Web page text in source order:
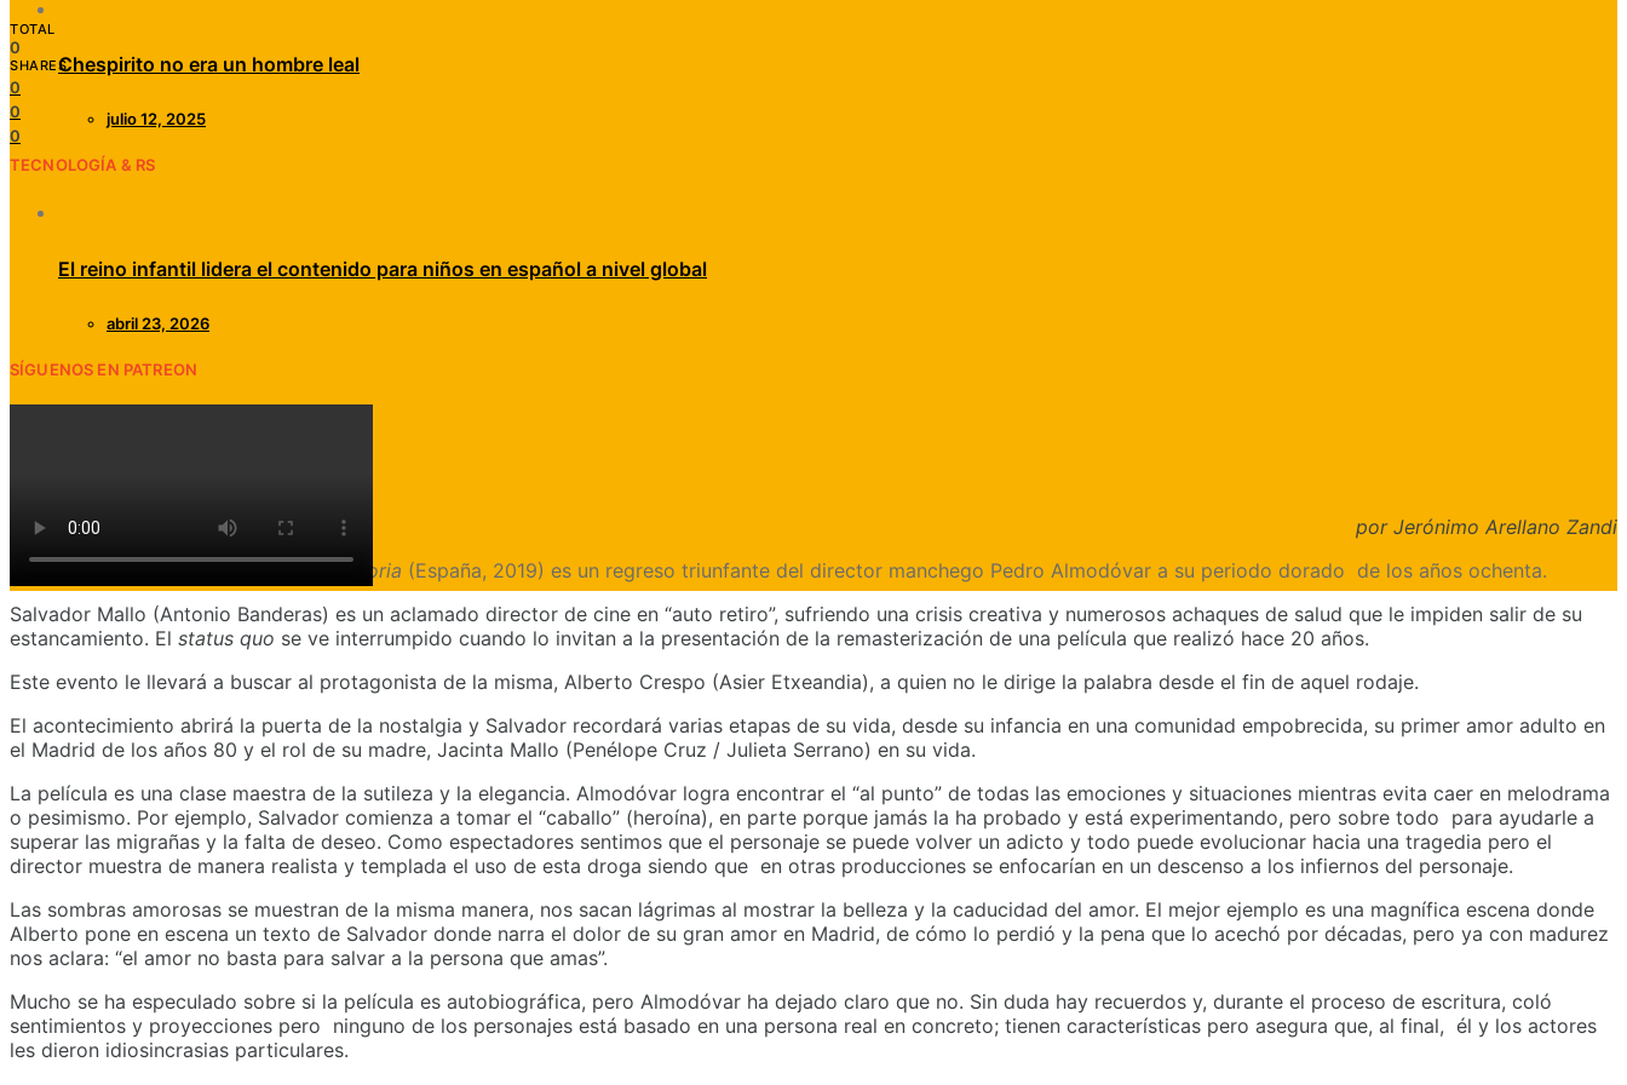
Chespirito no era un hombre leal
julio 12, 2025
TECNOLOGÍA & RS
El reino infantil lidera el contenido para niños en español a nivel global
abril 23, 2026
SÍGUENOS EN PATREON
TOTAL
0
SHARES
0
0
0
por Jerónimo Arellano Zandi
[av_dropcap1]D[/av_dropcap1]olor y gloria (España, 2019) es un regreso triunfante del director manchego Pedro Almodóvar a su periodo dorado de los años ochenta.
Salvador Mallo (Antonio Banderas) es un aclamado director de cine en “auto retiro”, sufriendo una crisis creativa y numerosos achaques de salud que le impiden salir de su
estancamiento. El status quo se ve interrumpido cuando lo invitan a la presentación de la remasterización de una película que realizó hace 20 años.
Este evento le llevará a buscar al protagonista de la misma, Alberto Crespo (Asier Etxeandia), a quien no le dirige la palabra desde el fin de aquel rodaje.
El acontecimiento abrirá la puerta de la nostalgia y Salvador recordará varias etapas de su vida, desde su infancia en una comunidad empobrecida, su primer amor adulto en
el Madrid de los años 80 y el rol de su madre, Jacinta Mallo (Penélope Cruz / Julieta Serrano) en su vida.
La película es una clase maestra de la sutileza y la elegancia. Almodóvar logra encontrar el “al punto” de todas las emociones y situaciones mientras evita caer en melodrama
o pesimismo. Por ejemplo, Salvador comienza a tomar el “caballo” (heroína), en parte porque jamás la ha probado y está experimentando, pero sobre todo para ayudarle a
superar las migrañas y la falta de deseo. Como espectadores sentimos que el personaje se puede volver un adicto y todo puede evolucionar hacia una tragedia pero el
director muestra de manera realista y templada el uso de esta droga siendo que en otras producciones se enfocarían en un descenso a los infiernos del personaje.
Las sombras amorosas se muestran de la misma manera, nos sacan lágrimas al mostrar la belleza y la caducidad del amor. El mejor ejemplo es una magnífica escena donde
Alberto pone en escena un texto de Salvador donde narra el dolor de su gran amor en Madrid, de cómo lo perdió y la pena que lo acechó por décadas, pero ya con madurez
nos aclara: “el amor no basta para salvar a la persona que amas”.
Mucho se ha especulado sobre si la película es autobiográfica, pero Almodóvar ha dejado claro que no. Sin duda hay recuerdos y, durante el proceso de escritura, coló
sentimientos y proyecciones pero ninguno de los personajes está basado en una persona real en concreto; tienen características pero asegura que, al final, él y los actores
les dieron idiosincrasias particulares.